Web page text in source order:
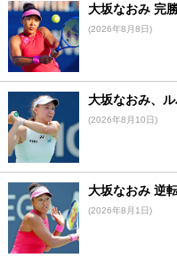
大坂なおみ 完
(2026年8月8日)
大坂なおみ、
(2026年8月10日)
大坂なおみ 逆
(2026年8月1日)